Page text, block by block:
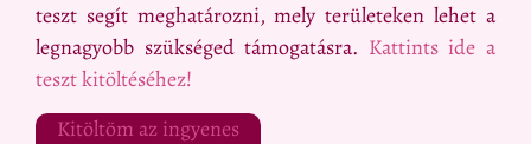
teszt segít meghatározni, mely területeken lehet a
legnagyobb szükséged támogatásra. Kattints ide a
teszt kitöltéséhez!
Kitöltöm az ingyenes